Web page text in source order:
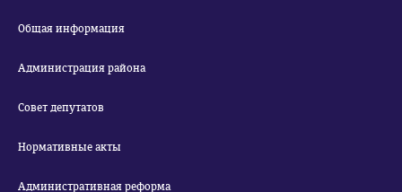
Общая информация
Администрация района
Совет депутатов
Нормативные акты
Административная реформа